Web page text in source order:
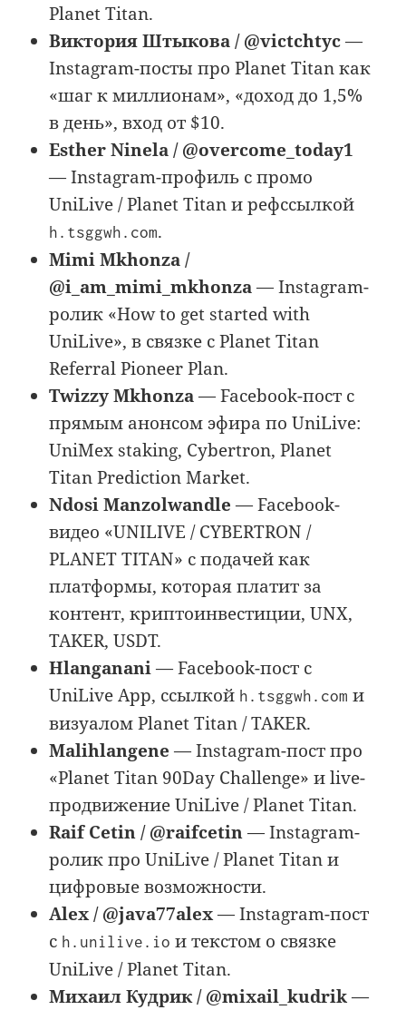
Planet Titan.
Виктория Штыкова / @victchtyc—
Instagram-посты про Planet Titan как
«шаг к миллионам», «доход до 1,5%
в день», вход от $10.
Esther Ninela / @overcome_today1
— Instagram-профиль с промо
UniLive / Planet Titan и рефссылкой
h.tsggwh.com.
Mimi Mkhonza /
@i_am_mimi_mkhonza— Instagram-
ролик «How to get started with
UniLive», в связке с Planet Titan
Referral Pioneer Plan.
Twizzy Mkhonza— Facebook-пост с
прямым анонсом эфира по UniLive:
UniMex staking, Cybertron, Planet
Titan Prediction Market.
Ndosi Manzolwandle — Facebook-
видео «UNILIVE / CYBERTRON /
PLANET TITAN» с подачей как
платформы, которая платит за
контент, криптоинвестиции, UNX,
TAKER, USDT.
Hlanganani— Facebook-пост с
UniLive App, ссылкой h.tsggwh.com и
визуалом Planet Titan / TAKER.
Malihlangene — Instagram-пост про
«Planet Titan 90Day Challenge» и live-
продвижение UniLive / Planet Titan.
Raif Cetin / @raifcetin— Instagram-
ролик про UniLive / Planet Titan и
цифровые возможности.
Alex / @java77alex— Instagram-пост
с h.unilive.io и текстом о связке
UniLive / Planet Titan.
Михаил Кудрик / @mixail_kudrik—